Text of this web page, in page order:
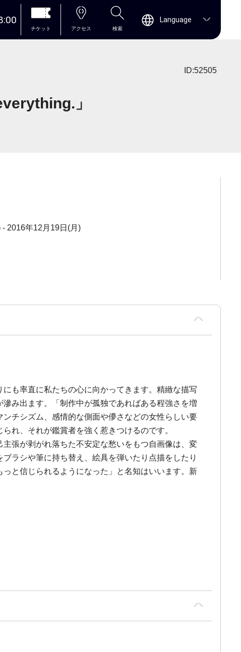
チケット アクセス 検索
Language
ID:52505
」
2016年12月19日(月)
も率直に私たちの心に向かってきます。精緻な描写
み出ます。「制作中が孤独であればある程強さを増
チシズム、感情的な側面や儚さなどの女性らしい要
れ、それが鑑賞者を強く惹きつけるのです。
張が剥がれ落ちた不安定な愁いをもつ自画像は、変
ラシや筆に持ち替え、絵具を弾いたり点描をしたり
と信じられるようになった」と名知はいいます。新